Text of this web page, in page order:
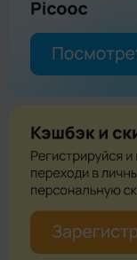
Превосходное
ромбовидные
международным
удаляют зубной
Т1 работает от
держит заряд до
щетки. Кабель
гаджета есть
разряжен,
заряда хватит на
Управление